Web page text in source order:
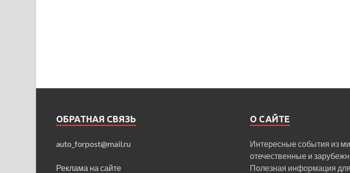
ОБРАТНАЯ СВЯЗЬ
auto_forpost@mail.ru
Реклама на сайте
О САЙТЕ
Интересные события из
отечественные и
Полезная информация